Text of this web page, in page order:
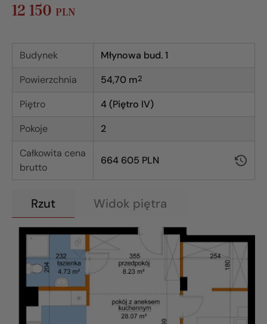
12 150 PLN
Budynek
Młynowa bud. 1
Powierzchnia
54,70 m2
Piętro
4 (Piętro IV)
Pokoje
2
Całkowita cena
brutto
664 605 PLN
Rzut Widok piętra